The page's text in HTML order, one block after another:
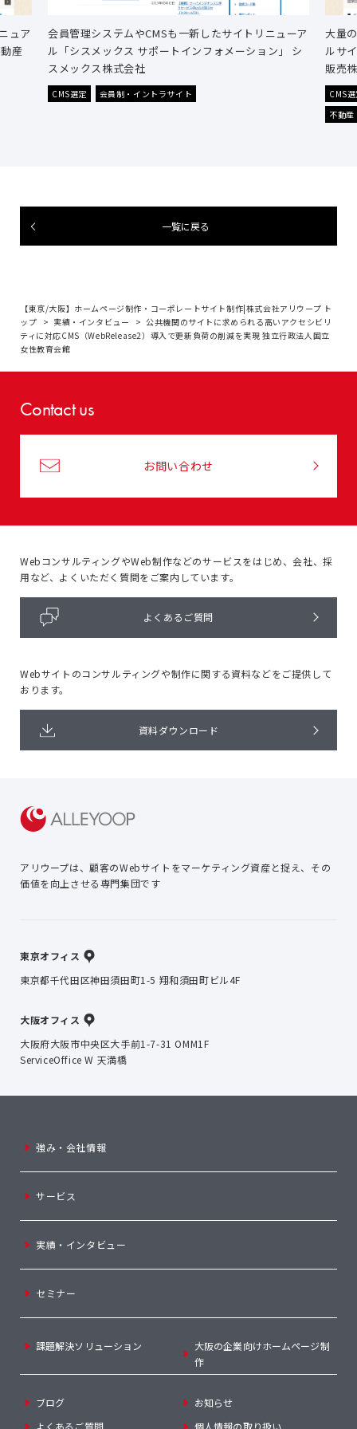
ュア
産
会員管理システムやCMSも一新したサイトリニューア
ル「シスメックス サポートインフォメーション」 シ
スメックス株式会社
CMS選定 会員制・イントラサイト
大量
ルサ
販売
CMS
不動
一覧に戻る
【東京/大阪】ホームページ制作・コーポレートサイト制作|株式会社アリウープ ト
ップ
実績・インタビュー
公共機関のサイトに求められる高いアクセシビリ
ティに対応CMS（WebRelease2）導入で更新負荷の削減を実現 独立行政法人国立
女性教育会館
Contact us
お問い合わせ
WebコンサルティングやWeb制作などのサービスをはじめ、会社、採
用など、よくいただく質問をご案内しています。
よくあるご質問
Webサイトのコンサルティングや制作に関する資料などをご提供して
おります。
資料ダウンロード
アリウープは、顧客のWebサイトをマーケティング資産と捉え、 その
価値を向上させる専門集団です
東京オフィス
東京都千代田区神田須田町1-5 翔和須田町ビル4F
大阪オフィス
大阪府大阪市中央区大手前1-7-31 OMM1F
ServiceOffice W 天満橋
強み・会社情報
サービス
実績・インタビュー
セミナー
課題解決ソリューション
大阪の企業向けホームページ制
作
ブログ
お知らせ